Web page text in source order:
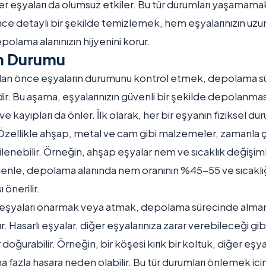
da olumsuz etkiler. Bu tür durumları yaşamamak
detaylı bir şekilde temizlemek, hem eşyalarınızın
alanınızın hijyenini korur.
Durumu
önce eşyaların durumunu kontrol etmek, depolama
Bu aşama, eşyalarınızın güvenli bir şekilde
kayıpları da önler. İlk olarak, her bir eşyanın fiziksel
ahşap, metal ve cam gibi malzemeler, zamanla
Örneğin, ahşap eşyalar nem ve sıcaklık
depolama alanında nem oranının %45-55 ve
önerilir.
eşyaları onarmak veya atmak, depolama sürecinde
Hasarlı eşyalar, diğer eşyalarınıza zarar verebileceği
Örneğin, bir köşesi kırık bir koltuk, diğer
fazla hasara neden olabilir. Bu tür durumları önlemek için